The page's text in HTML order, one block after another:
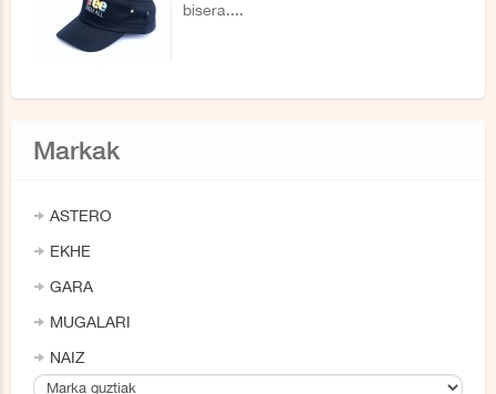
bisera....
Markak
ASTERO
EKHE
GARA
MUGALARI
NAIZ